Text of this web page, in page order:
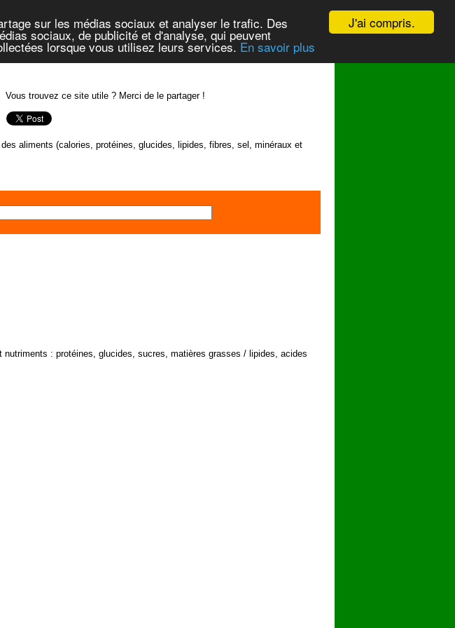
J'ai compris.
sur les médias sociaux et analyser le trafic. Des
sociaux, de publicité et d'analyse, qui peuvent
lorsque vous utilisez leurs services. En savoir plus
Vous trouvez ce site utile ? Merci de le partager !
aliments (calories, protéines, glucides, lipides, fibres, sel, minéraux et
: protéines, glucides, sucres, matières grasses / lipides, acides